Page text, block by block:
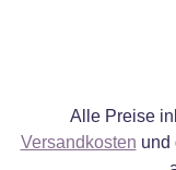
Alle Preise
Versandkosten und